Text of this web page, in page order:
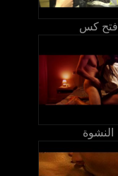
فتح كس
النشوة